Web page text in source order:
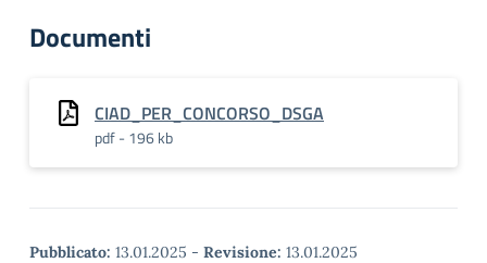
Documenti
CIAD_PER_CONCORSO_DSGA
pdf - 196 kb
Pubblicato: 13.01.2025 - Revisione: 13.01.2025